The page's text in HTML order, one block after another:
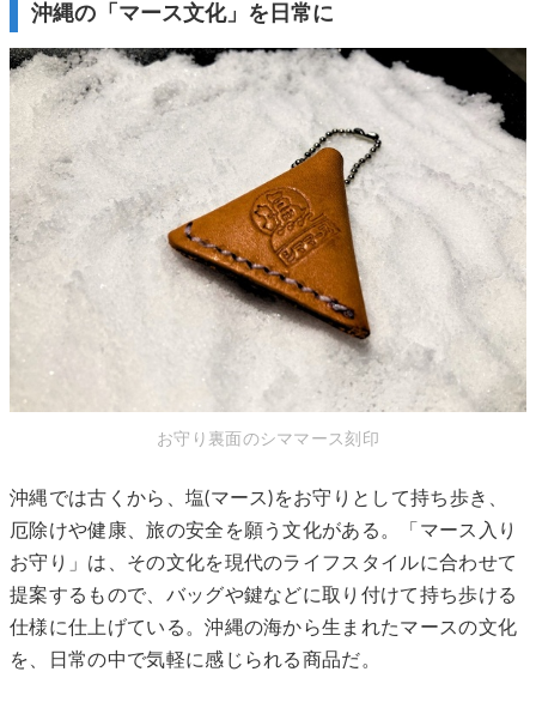
沖縄の「マース文化」を日常に
お守り裏面のシママース刻印
沖縄では古くから、塩(マース)をお守りとして持ち歩き、
厄除けや健康、旅の安全を願う文化がある。「マース入り
お守り」は、その文化を現代のライフスタイルに合わせて
提案するもので、バッグや鍵などに取り付けて持ち歩ける
仕様に仕上げている。沖縄の海から生まれたマースの文化
を、日常の中で気軽に感じられる商品だ。